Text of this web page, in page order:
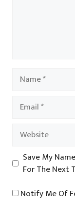
Name
Email
Website
Save My
For The Next
Notify Me Of